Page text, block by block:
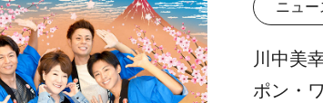
ニュー
川中美
ポン・